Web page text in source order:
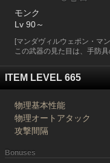
モンク
Lv 90～
[マンダヴィルウェポン・マ
この武器の見た目は、手防
ITEM LEVEL 665
物理基本性能
物理オートアタック
攻撃間隔
Bonuses